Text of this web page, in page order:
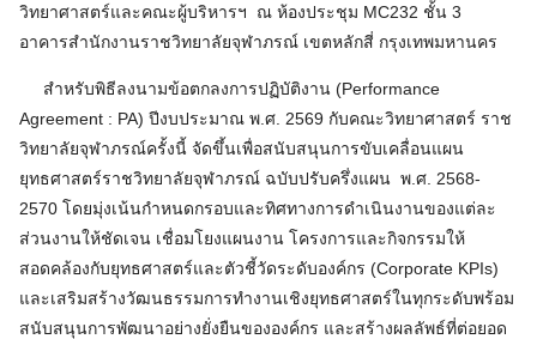
วิทยาศาสตร์และคณะผู้บริหารฯ ณ ห้องประชุม MC232 ชั้น 3
อาคารสำนักงานราชวิทยาลัยจุฬาภรณ์ เขตหลักสี่ กรุงเทพมหานคร
สำหรับพิธีลงนามข้อตกลงการปฏิบัติงาน (Performance
Agreement : PA) ปีงบประมาณ พ.ศ. 2569 กับคณะวิทยาศาสตร์ ราช
วิทยาลัยจุฬาภรณ์ครั้งนี้ จัดขึ้นเพื่อสนับสนุนการขับเคลื่อนแผน
ยุทธศาสตร์ราชวิทยาลัยจุฬาภรณ์ ฉบับปรับครึ่งแผน พ.ศ. 2568-
2570 โดยมุ่งเน้นกำหนดกรอบและทิศทางการดำเนินงานของแต่ละ
ส่วนงานให้ชัดเจน เชื่อมโยงแผนงาน โครงการและกิจกรรมให้
สอดคล้องกับยุทธศาสตร์และตัวชี้วัดระดับองค์กร (Corporate KPIs)
และเสริมสร้างวัฒนธรรมการทำงานเชิงยุทธศาสตร์ในทุกระดับพร้อม
สนับสนุนการพัฒนาอย่างยั่งยืนขององค์กร และสร้างผลลัพธ์ที่ต่อยอด